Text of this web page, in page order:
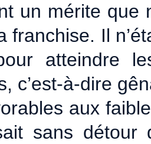
un mérite que
franchise. Il
atteindre
c’est-à-dire
aux
sans détour